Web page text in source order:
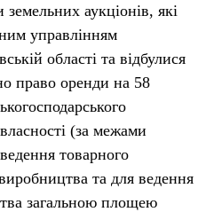
земельних аукціонів, які
управлінням
області та відбулися
право оренди на 58
(за межами
товарного
та для ведення
загальною площею